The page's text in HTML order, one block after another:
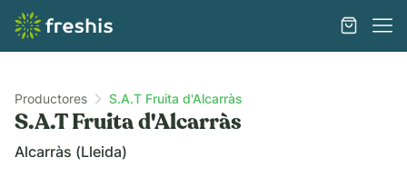
Productores S.A.T Fruita d'Alcarràs
S.A.T Fruita d'Alcarràs
Alcarràs (Lleida)